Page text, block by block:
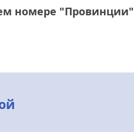
номере "Провинции"